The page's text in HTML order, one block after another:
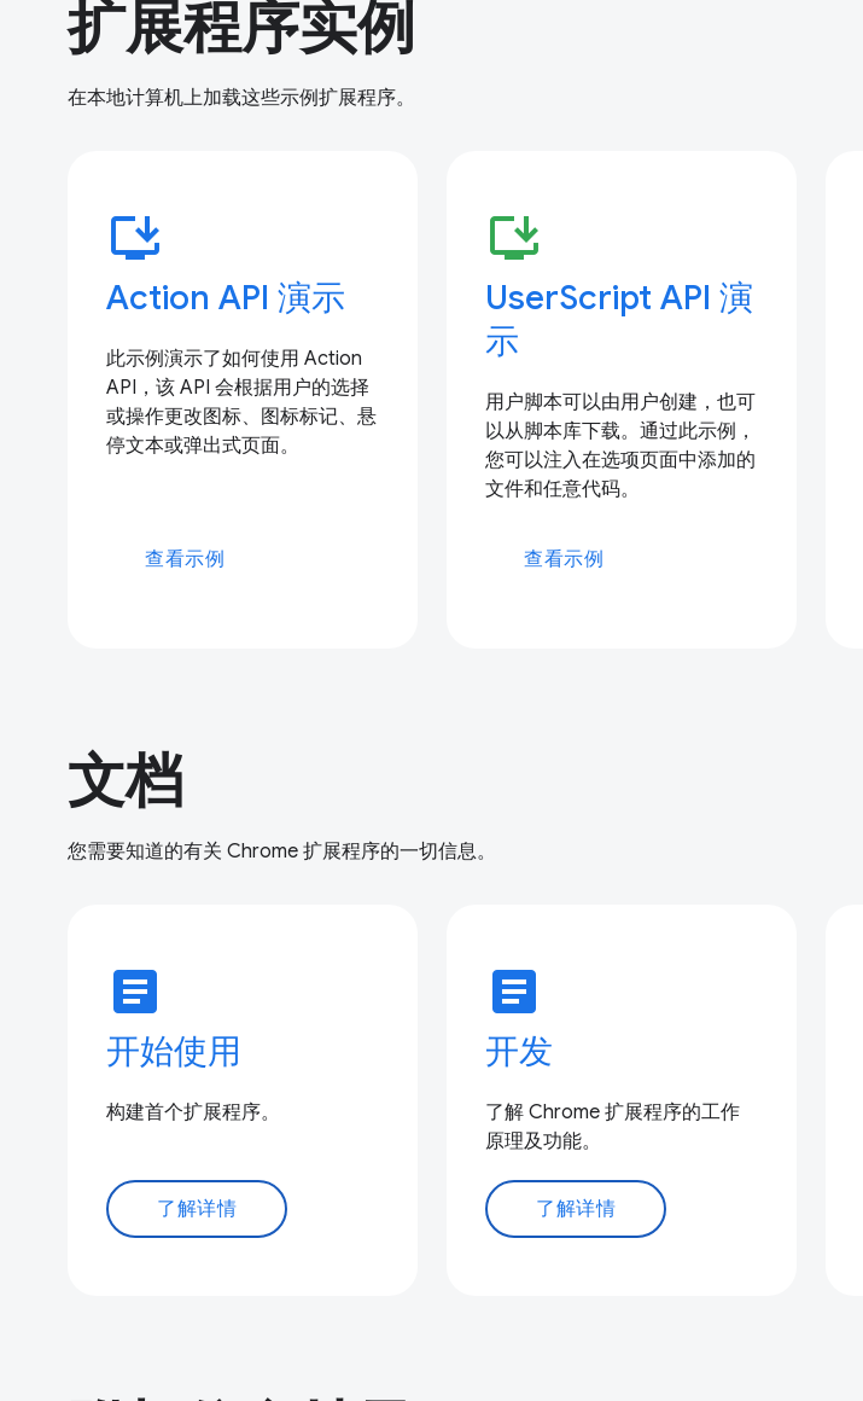
扩展程序实例
在本地计算机上加载这些示例扩展程序。
install_desktop
Action API 演示
此示例演示了如何使用 Action
API，该 API 会根据用户的选择
或操作更改图标、图标标记、悬
停文本或弹出式页面。
查看示例
install_desktop
UserScript API 演
示
用户脚本可以由用户创建，也可
以从脚本库下载。通过此示例，
您可以注入在选项页面中添加的
文件和任意代码。
查看示例
文档
您需要知道的有关 Chrome 扩展程序的一切信息。
article
开始使用
构建首个扩展程序。
了解详情
article
开发
了解 Chrome 扩展程序的工作
原理及功能。
了解详情